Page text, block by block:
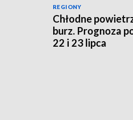
REGIONY
Chłodne
burz. Prognoza
22 i 23 lipca